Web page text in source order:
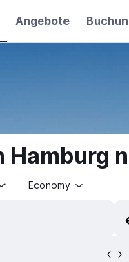
Angebote
Economy